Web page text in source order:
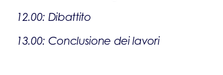
12.00: Dibattito
13.00: Conclusione dei lavori